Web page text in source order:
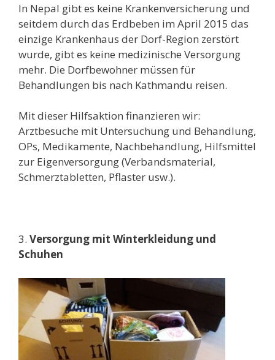
In Nepal gibt es keine Krankenversicherung und
seitdem durch das Erdbeben im April 2015 das
einzige Krankenhaus der Dorf-Region zerstört
wurde, gibt es keine medizinische Versorgung
mehr. Die Dorfbewohner müssen für
Behandlungen bis nach Kathmandu reisen.
Mit dieser Hilfsaktion finanzieren wir:
Arztbesuche mit Untersuchung und Behandlung,
OPs, Medikamente, Nachbehandlung, Hilfsmittel
zur Eigenversorgung (Verbandsmaterial,
Schmerztabletten, Pflaster usw.).
3. Versorgung mit Winterkleidung und
Schuhen